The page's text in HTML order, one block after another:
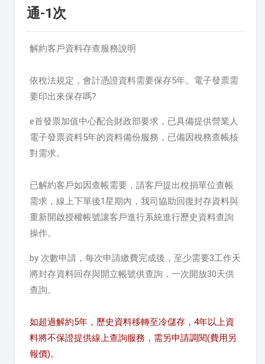
通-1次
解約客戶資料存查服務說明
依稅法規定，會計憑證資料需要保存5年。電子發票需
要印出來保存嗎?
e首發票加值中心配合財政部要求，已具備提供營業人
電子發票資料5年的資料備份服務，已備因稅務查帳核
對需求。
已解約客戶如因查帳需要，請客戶提出稅捐單位查帳
需求，線上下單後1星期內，我司協助回復封存資料與
重新開啟授權帳號讓客戶進行系統進行歷史資料查詢
操作。
by 次數申請，每次申請繳費完成後，至少需要3工作天
將封存資料回存與開立帳號供查詢，一次開放30天供
查詢。
如超過解約5年，歷史資料移轉至冷儲存，4年以上資
料將不保證提供線上查詢服務，需另申請調閱(費用另
報價)。